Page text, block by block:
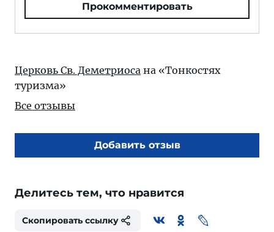
Прокомментировать
Церковь Св. Деметриоса на «Тонкостях
туризма»
Все отзывы
Добавить отзыв
Делитесь тем, что нравится
Скопировать ссылку